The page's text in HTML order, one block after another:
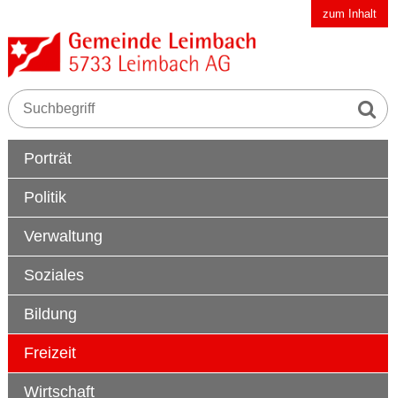
Navigieren in der Gemeinde Leimbach AGzum Inhalt
Suchbegriff
Suche
Hauptnavigation
Porträt
Politik
Verwaltung
Soziales
Bildung
Freizeit
Wirtschaft